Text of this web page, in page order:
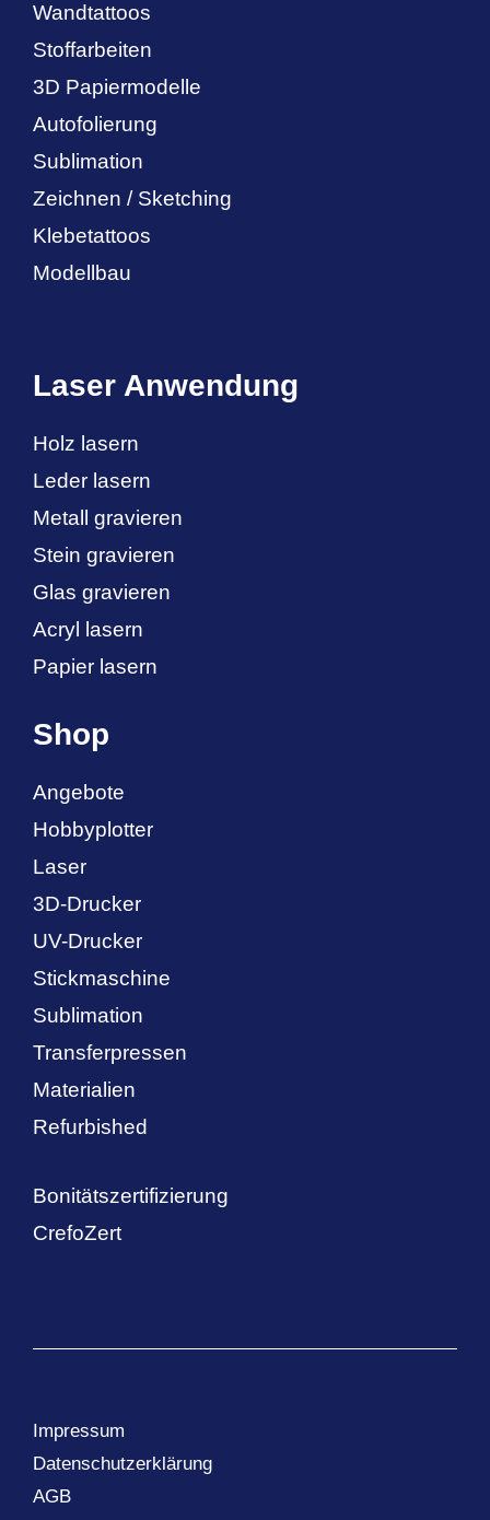
Wandtattoos
Stoffarbeiten
3D Papiermodelle
Autofolierung
Sublimation
Zeichnen / Sketching
Klebetattoos
Modellbau
Laser Anwendung
Holz lasern
Leder lasern
Metall gravieren
Stein gravieren
Glas gravieren
Acryl lasern
Papier lasern
Shop
Angebote
Hobbyplotter
Laser
3D-Drucker
UV-Drucker
Stickmaschine
Sublimation
Transferpressen
Materialien
Refurbished
Bonitätszertifizierung
CrefoZert
Impressum
Datenschutzerklärung
AGB